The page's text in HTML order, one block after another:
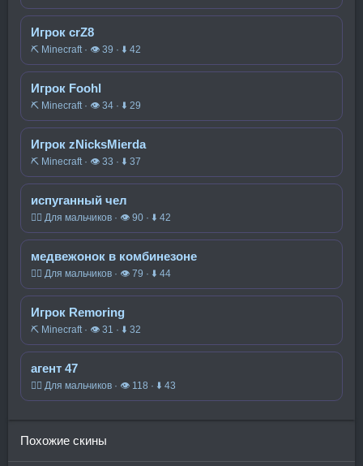
Игрок crZ8
⛏️ Minecraft · 👁 39 · ⬇ 42
Игрок Foohl
⛏️ Minecraft · 👁 34 · ⬇ 29
Игрок zNicksMierda
⛏️ Minecraft · 👁 33 · ⬇ 37
испуганный чел
🧍‍♂️ Для мальчиков · 👁 90 · ⬇ 42
медвежонок в комбинезоне
🧍‍♂️ Для мальчиков · 👁 79 · ⬇ 44
Игрок Remoring
⛏️ Minecraft · 👁 31 · ⬇ 32
агент 47
🧍‍♂️ Для мальчиков · 👁 118 · ⬇ 43
Похожие скины